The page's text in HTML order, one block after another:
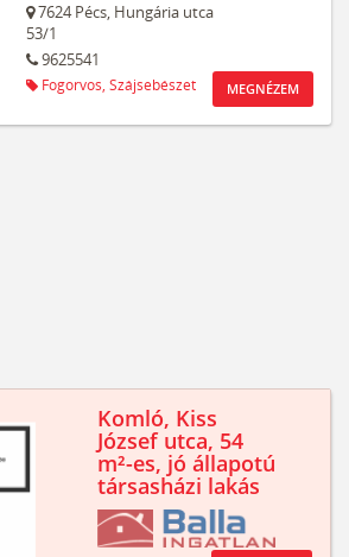
7624 Pécs, Hungária utca
53/1
9625541
Fogorvos, Szájsebészet MEGNÉZEM
Komló, Kiss
József utca, 54
m²-es, jó állapotú
társasházi lakás